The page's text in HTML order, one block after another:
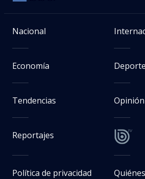
Nacional
Economía
Tendencias Opinión
Reportajes
Política de privacidad